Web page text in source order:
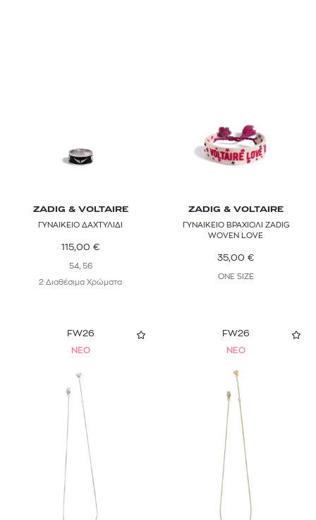
ZADIG & VOLTAIRE
ΓΥΝΑΙΚΕΙΟ ΔΑΧΤΥΛΙΔΙ
115,00 €
54, 56
2 Διαθέσιμα Χρώματα
ZADIG & VOLTAIRE
ΓΥΝΑΙΚΕΙΟ ΒΡΑΧΙΟΛΙ ZADIG
WOVEN LOVE
35,00 €
ONE SIZE
FW26
NEO
FW26
NEO